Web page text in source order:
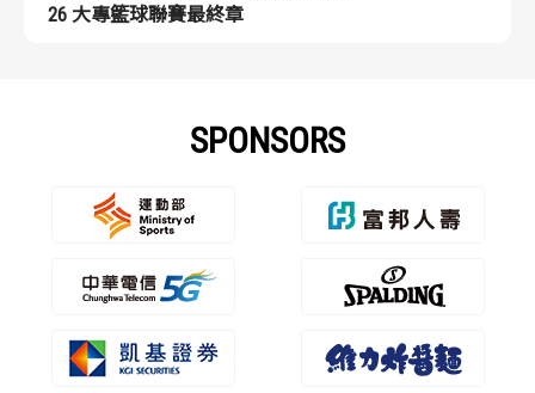
26 大專籃球聯賽最終章
SPONSORS